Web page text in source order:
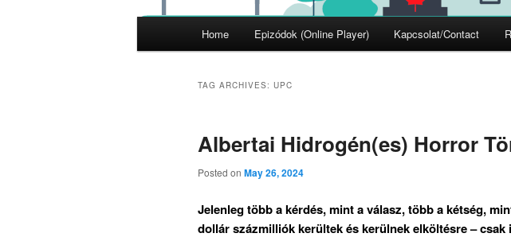
Home Epizódok (Online Player) Kapcsolat/Contact
TAG ARCHIVES: UPC
Albertai Hidrogén(es) Horror
Posted on May 26, 2024
Jelenleg több a kérdés, mint a válasz, több a kétség,
dollár százmilliók kerültek és kerülnek elköltésre – csak